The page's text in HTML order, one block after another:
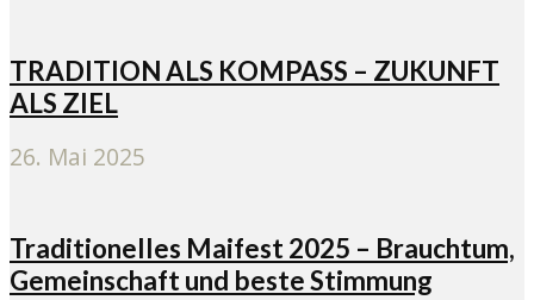
TRADITION ALS KOMPASS – ZUKUNFT
ALS ZIEL
26. Mai 2025
Traditionelles Maifest 2025 – Brauchtum,
Gemeinschaft und beste Stimmung